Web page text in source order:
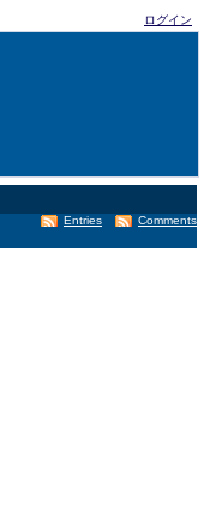
ログイン
Comments
Entries